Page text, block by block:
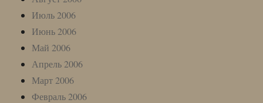
Июль 2006
Июнь 2006
Май 2006
Апрель 2006
Март 2006
Февраль 2006